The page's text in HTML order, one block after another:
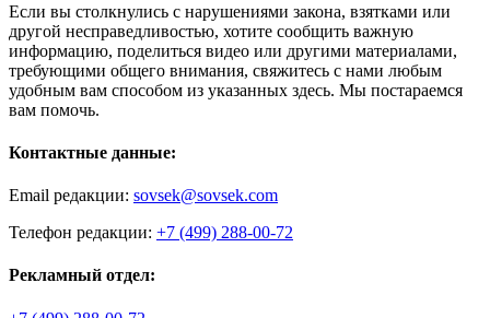
Если вы столкнулись с нарушениями закона, взятками или
другой несправедливостью, хотите сообщить важную
информацию, поделиться видео или другими материалами,
требующими общего внимания, свяжитесь с нами любым
удобным вам способом из указанных здесь. Мы постараемся
вам помочь.
Контактные данные:
Email редакции: sovsek@sovsek.com
Телефон редакции: +7 (499) 288-00-72
Рекламный отдел: